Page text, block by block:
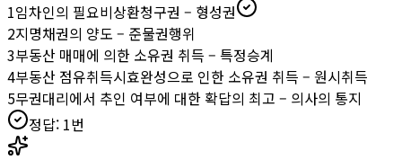
1임차인의 필요비상환청구권 – 형성권
2지명채권의 양도 – 준물권행위
3부동산 매매에 의한 소유권 취득 – 특정승계
4부동산 점유취득시효완성으로 인한 소유권 취득 – 원시취득
5무권대리에서 추인 여부에 대한 확답의 최고 – 의사의 통지
정답: 1번